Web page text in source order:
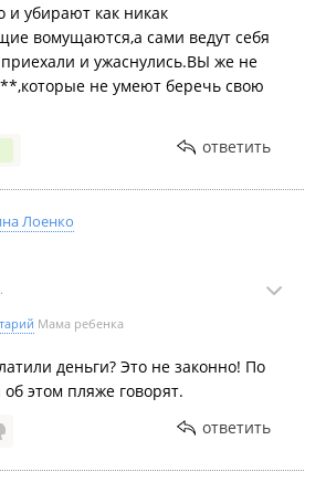
не разъедутся. Проезд к самому морю
и Три Поросёнка: обзор
залива в пригороде Владивостока​.
от мусора пляж в бухте Щитовая​.
бетон для торговой палатки
и убирают как никак
вомущаются,а сами ведут себя
и ужаснулись.ВЫ же не
не умеют беречь свою
ответить
Лоенко
Мама ребенка
деньги? Это не законно! По
об этом пляже говорят.
ответить